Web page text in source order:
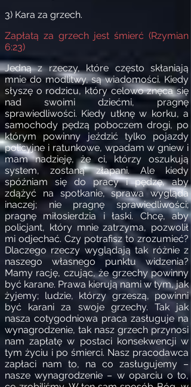
3) Kara za grzech.
Zapłatą za grzech jest śmierć (Rzymian
6:23)
Jedną z rzeczy, które często skłaniają
mnie do modlitwy, są wiadomości. Kiedy
słyszę o rodzicu, który celowo znęca się
nad swoimi dziećmi, pragnę
sprawiedliwości. Kiedy utknę w korku, a
samochody pędzą poboczem drogi, po
którym powinny jeździć tylko pojazdy
policyjne i ratunkowe, wpadam w gniew i
mam nadzieję, że ci, którzy oszukują
system, zostaną złapani. Ale kiedy
spóźniam się do pracy i pędzę, aby
zdążyć na spotkanie, sprawa wygląda
inaczej; nie pragnę sprawiedliwości;
pragnę miłosierdzia i łaski. Chcę, aby
policjant, który mnie zatrzyma, pozwolił
mi odjechać. Czy potrafisz to zrozumieć?
Dlaczego rzeczy wyglądają tak różnie z
naszego własnego punktu widzenia?
Mamy rację, czując, że grzechy powinny
być karane. Prawa kierują nami w tym, jak
żyjemy; ludzie, którzy grzeszą, powinni
być karani za swoje grzechy. Tak jak
nasza cotygodniowa praca zasługuje na
wynagrodzenie, tak nasz grzech przynosi
nam zapłatę w postaci konsekwencji w
tym życiu i po śmierci. Nasz pracodawca
zapłaci nam to, na co zasługujemy –
nasze wynagrodzenie – w oparciu o to,